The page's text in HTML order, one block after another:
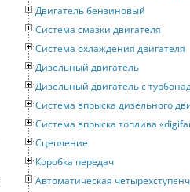
Двигатель бензиновый
Система смазки двигателя
Система охлаждения двигателя
Дизельный двигатель
Дизельный двигатель с
Система впрыска дизельного
Система впрыска топлива «digifant»
Сцепление
Коробка передач
Автоматическая